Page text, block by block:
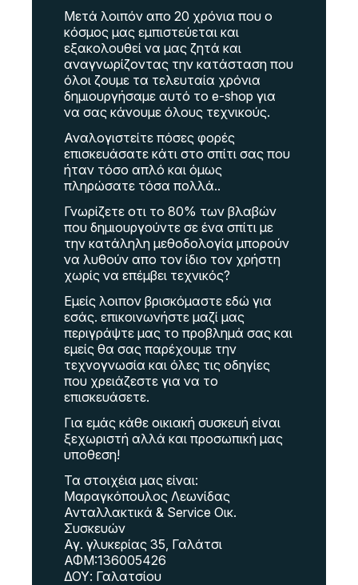
Μετά λοιπόν απο 20 χρόνια που ο
κόσμος μας εμπιστεύεται και
εξακολουθεί να μας ζητά και
αναγνωρίζοντας την κατάσταση που
όλοι ζουμε τα τελευταία χρόνια
δημιουργήσαμε αυτό το e-shop για
να σας κάνουμε όλους τεχνικούς.
Αναλογιστείτε πόσες φορές
επισκευάσατε κάτι στο σπίτι σας που
ήταν τόσο απλό και όμως
πληρώσατε τόσα πολλά..
Γνωρίζετε οτι το 80% των βλαβών
που δημιουργούντε σε ένα σπίτι με
την κατάληλη μεθοδολογία μπορούν
να λυθούν απο τον ίδιο τον χρήστη
χωρίς να επέμβει τεχνικός?
Εμείς λοιπον βρισκόμαστε εδώ για
εσάς. επικοινωνήστε μαζί μας
περιγράψτε μας το προβλημά σας και
εμείς θα σας παρέχουμε την
τεχνογνωσία και όλες τις οδηγίες
που χρειάζεστε για να το
επισκευάσετε.
Για εμάς κάθε οικιακή συσκευή είναι
ξεχωριστή αλλά και προσωπική μας
υποθεση!
Τα στοιχέια μας είναι:
Μαραγκόπουλος Λεωνίδας
Ανταλλακτικά & Service Οικ.
Συσκευών
Αγ. γλυκερίας 35, Γαλάτσι
ΑΦΜ:136005426
ΔΟΥ: Γαλατσίου